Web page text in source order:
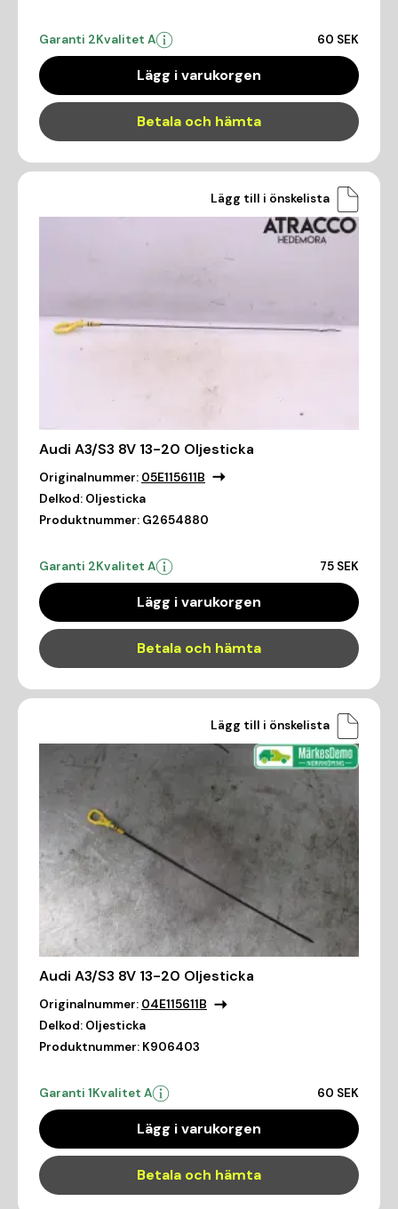
Garanti 2Kvalitet A 60 SEK
Lägg i varukorgen
Betala och hämta
Lägg till i önskelista
Audi A3/S3 8V 13-20 Oljesticka
Originalnummer: 05E115611B
Delkod: Oljesticka
Produktnummer: G2654880
Garanti 2Kvalitet A 75 SEK
Lägg i varukorgen
Betala och hämta
Lägg till i önskelista
Audi A3/S3 8V 13-20 Oljesticka
Originalnummer: 04E115611B
Delkod: Oljesticka
Produktnummer: K906403
Garanti 1Kvalitet A 60 SEK
Lägg i varukorgen
Betala och hämta